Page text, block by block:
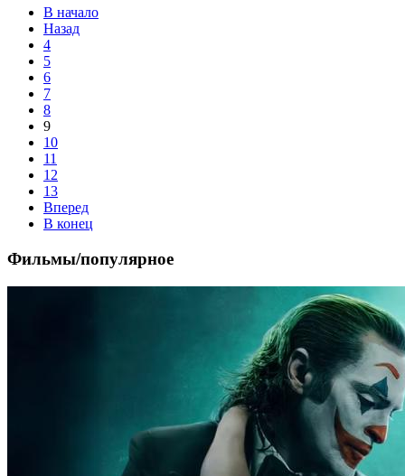
В начало
Назад
4
5
6
7
8
9
10
11
12
13
Вперед
В конец
Фильмы/популярное